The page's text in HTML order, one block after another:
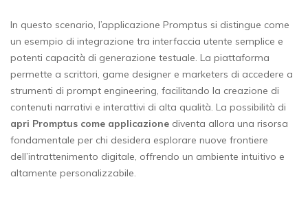
In questo scenario, l’applicazione Promptus si distingue come
un esempio di integrazione tra interfaccia utente semplice e
potenti capacità di generazione testuale. La piattaforma
permette a scrittori, game designer e marketers di accedere a
strumenti di prompt engineering, facilitando la creazione di
contenuti narrativi e interattivi di alta qualità. La possibilità di
apri Promptus come applicazione diventa allora una risorsa
fondamentale per chi desidera esplorare nuove frontiere
dell’intrattenimento digitale, offrendo un ambiente intuitivo e
altamente personalizzabile.